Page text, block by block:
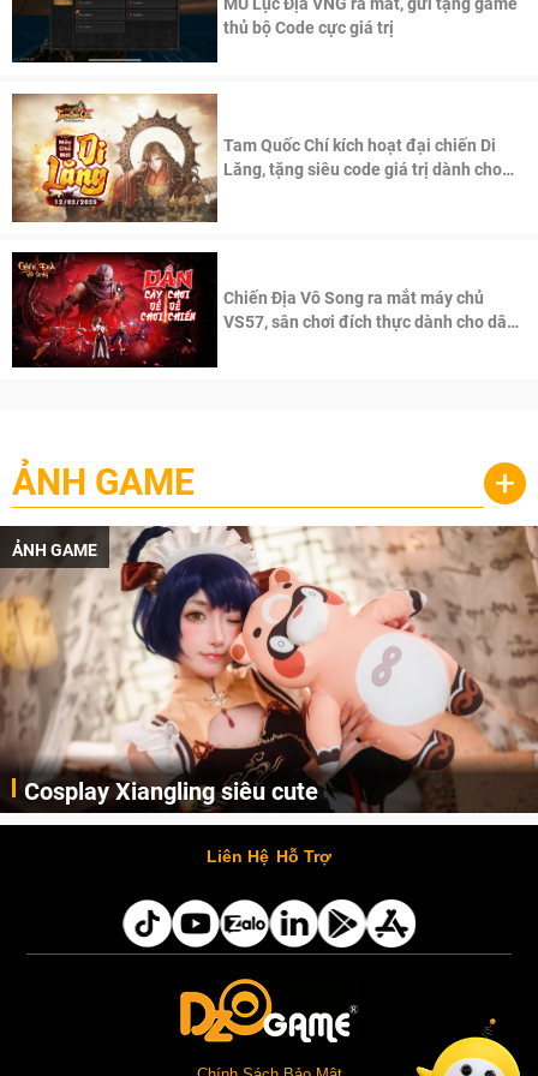
thủ bộ Code cực giá trị
Tam Quốc Chí kích hoạt đại chiến Di
Lăng, tặng siêu code giá trị dành cho
Chiến Địa Vô Song ra mắt máy chủ
VS57, sân chơi đích thực dành cho dân
ẢNH GAME +
ẢNH GAME
Cosplay Xiangling siêu cute
Cùng thưởng thức những hình ảnh cosplay Xiangling trong Genshin Impact siêu dễ thương của người dùng Weibo "阿包也是兔娘"
Liên Hệ Hỗ Trợ